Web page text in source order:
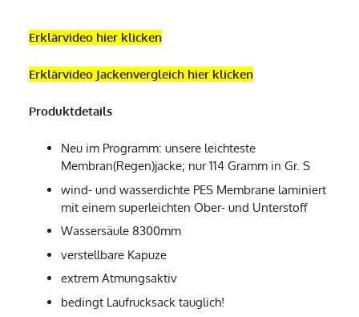
Erklärvideo hier klicken
Erklärvideo Jackenvergleich hier klicken
Produktdetails
Neu im Programm: unsere leichteste
Membran(Regen)jacke; nur 114 Gramm in Gr. S
wind- und wasserdichte PES Membrane laminiert
mit einem superleichten Ober- und Unterstoff
Wassersäule 8300mm
verstellbare Kapuze
extrem Atmungsaktiv
bedingt Laufrucksack tauglich!